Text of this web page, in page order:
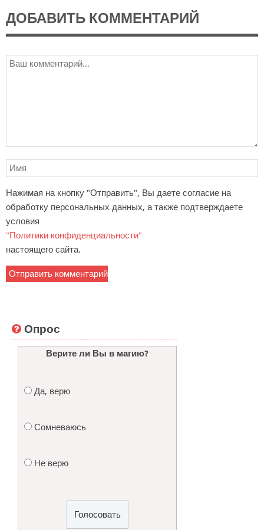
ДОБАВИТЬ КОММЕНТАРИЙ
Нажимая на кнопку "Отправить", Вы даете согласие на
обработку персональных данных, а также подтверждаете
условия
"Политики конфиденциальности"
настоящего сайта.
Опрос
Верите ли Вы в магию?
Да, верю
Сомневаюсь
Не верю